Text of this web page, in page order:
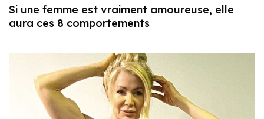
Si une femme est vraiment amoureuse, elle
aura ces 8 comportements